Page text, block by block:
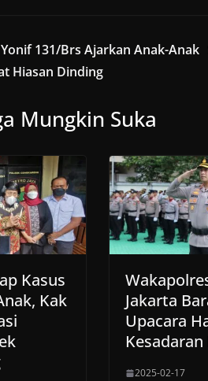
131/Brs Ajarkan Anak-Anak
Hiasan Dinding
Mungkin Suka
Kasus
Kak
Jakarta
Upacara
2025-02-17